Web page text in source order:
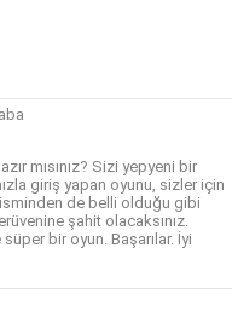
mısınız? Sizi yepyeni bir
giriş yapan oyunu, sizler için
isminden de belli olduğu gibi
şahit olacaksınız.
bir oyun. Başarılar. İyi